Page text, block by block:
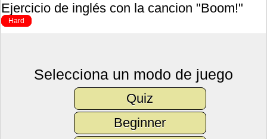
Ejercicio de inglés con la cancion "Boom!"
Hard
Selecciona un modo de juego
Quiz
Beginner